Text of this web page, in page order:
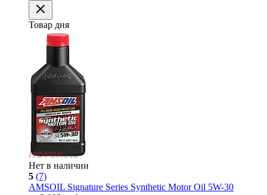
Товар дня
Нет в наличии
5 (7)
AMSOIL Signature Series Synthetic Motor Oil 5W-30